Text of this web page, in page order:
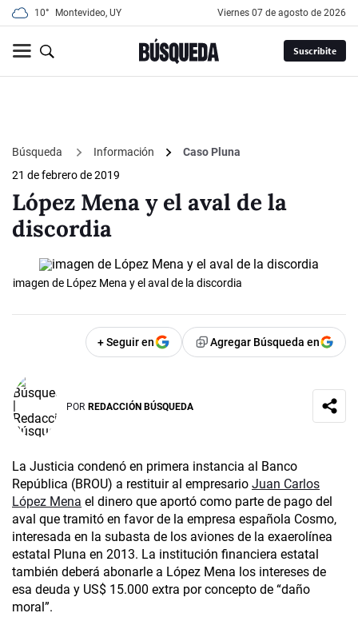
10° Montevideo, UY viernes 07 de agosto de 2026
Suscribite
Búsqueda Información
Caso Pluna
21 de febrero de 2019
López Mena y el aval de la
discordia
imagen de López Mena y el aval de la discordia
+ Seguir en Agregar Búsqueda en
POR REDACCIÓN BÚSQUEDA
La Justicia condenó en primera instancia al Banco
República (BROU) a restituir al empresario Juan Carlos
López Mena el dinero que aportó como parte de pago del
aval que tramitó en favor de la empresa española Cosmo,
interesada en la subasta de los aviones de la exaerolínea
estatal Pluna en 2013. La institución financiera estatal
también deberá abonarle a López Mena los intereses de
esa deuda y US$ 15.000 extra por concepto de “daño
moral”.